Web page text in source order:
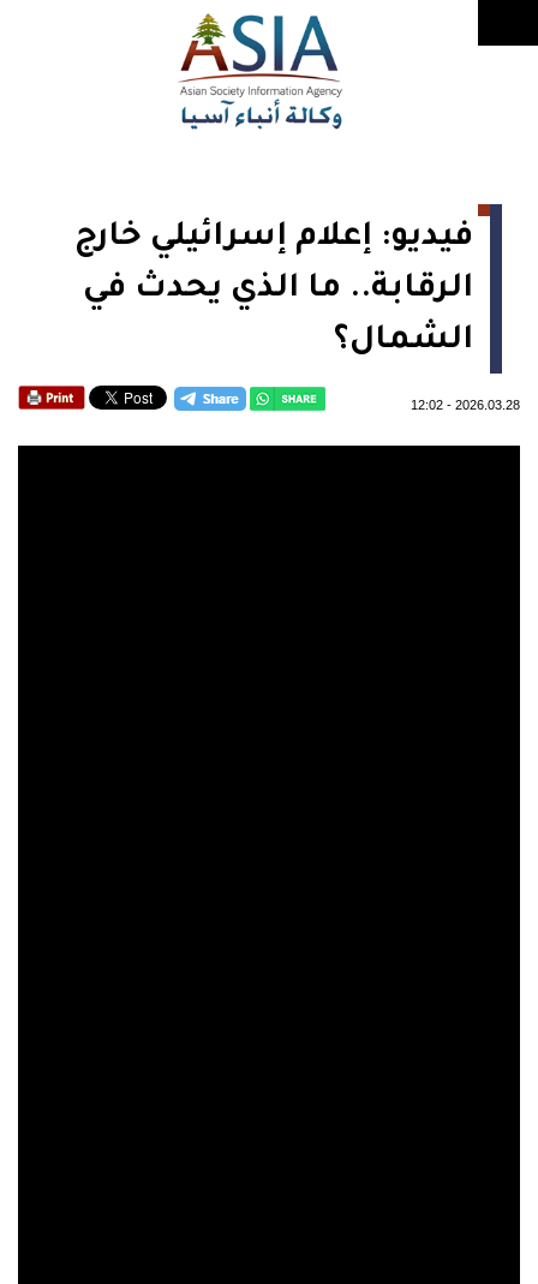
فيديو: إعلام إسرائيلي خارج
الرقابة.. ما الذي يحدث في
الشمال؟
2026.03.28
-
12:02